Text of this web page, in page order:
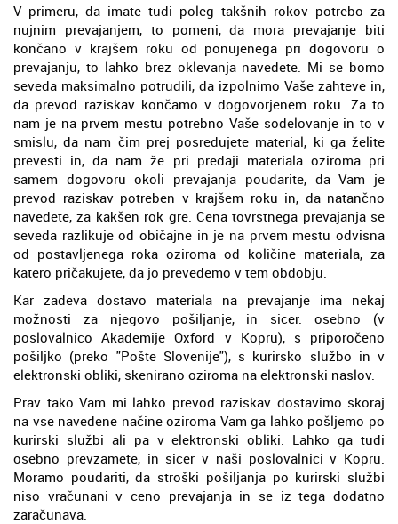
V primeru, da imate tudi poleg takšnih rokov potrebo za
nujnim prevajanjem, to pomeni, da mora prevajanje biti
končano v krajšem roku od ponujenega pri dogovoru o
prevajanju, to lahko brez oklevanja navedete. Mi se bomo
seveda maksimalno potrudili, da izpolnimo Vaše zahteve in,
da prevod raziskav končamo v dogovorjenem roku. Za to
nam je na prvem mestu potrebno Vaše sodelovanje in to v
smislu, da nam čim prej posredujete material, ki ga želite
prevesti in, da nam že pri predaji materiala oziroma pri
samem dogovoru okoli prevajanja poudarite, da Vam je
prevod raziskav potreben v krajšem roku in, da natančno
navedete, za kakšen rok gre. Cena tovrstnega prevajanja se
seveda razlikuje od običajne in je na prvem mestu odvisna
od postavljenega roka oziroma od količine materiala, za
katero pričakujete, da jo prevedemo v tem obdobju.
Kar zadeva dostavo materiala na prevajanje ima nekaj
možnosti za njegovo pošiljanje, in sicer: osebno (v
poslovalnico Akademije Oxford v Kopru), s priporočeno
pošiljko (preko "Pošte Slovenije"), s kurirsko službo in v
elektronski obliki, skenirano oziroma na elektronski naslov.
Prav tako Vam mi lahko prevod raziskav dostavimo skoraj
na vse navedene načine oziroma Vam ga lahko pošljemo po
kurirski službi ali pa v elektronski obliki. Lahko ga tudi
osebno prevzamete, in sicer v naši poslovalnici v Kopru.
Moramo poudariti, da stroški pošiljanja po kurirski službi
niso vračunani v ceno prevajanja in se iz tega dodatno
zaračunava.